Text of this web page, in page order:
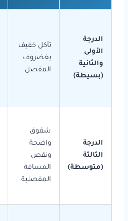
الدرجة
الأولى
والثانية
(بسيطة)
تآكل خفيف
بغضروف
المفصل
الدرجة
الثالثة
(متوسطة)
شقوق
واضحة
ونقص
المسافة
المفصلية